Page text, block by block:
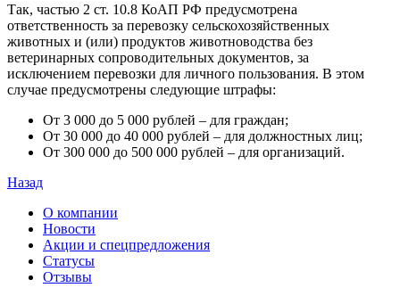
Так, частью 2 ст. 10.8 КоАП РФ предусмотрена
ответственность за перевозку сельскохозяйственных
животных и (или) продуктов животноводства без
ветеринарных сопроводительных документов, за
исключением перевозки для личного пользования. В этом
случае предусмотрены следующие штрафы:
От 3 000 до 5 000 рублей – для граждан;
От 30 000 до 40 000 рублей – для должностных лиц;
От 300 000 до 500 000 рублей – для организаций.
Назад
О компании
Новости
Акции и спецпредложения
Статусы
Отзывы